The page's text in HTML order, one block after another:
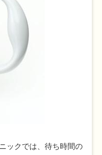
ックでは、待ち時間の